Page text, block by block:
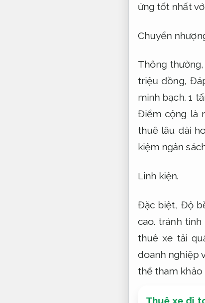
ứng tốt nhất
Chuyển
Thông thường,
triệu đồng,
minh bạch. 1
Điểm cộng là
thuê lâu dài
kiệm ngân
Linh kiện.
Đặc biệt, Độ
cao. tránh tình
thuê xe tải
doanh nghiệp
thể tham khảo
Thuê xe đi